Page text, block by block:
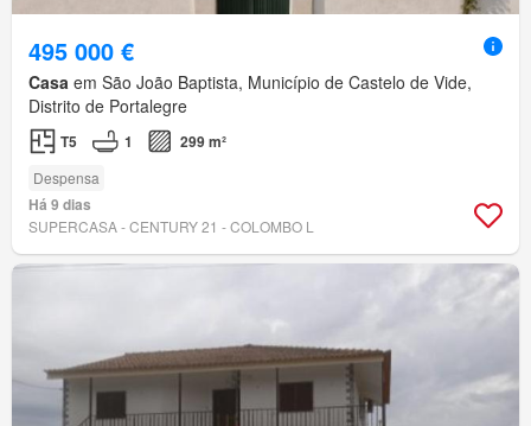
495 000 €
Casa em São João Baptista, Município de Castelo de Vide,
Distrito de Portalegre
T5 1 299 m²
Despensa
Há 9 dias
SUPERCASA - CENTURY 21 - COLOMBO L